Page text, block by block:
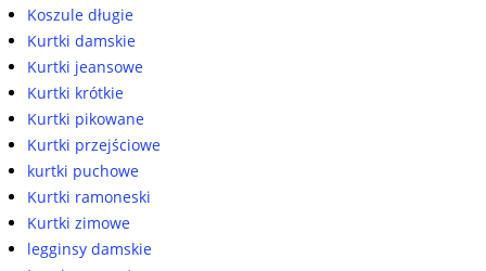
Koszule długie
Kurtki damskie
Kurtki jeansowe
Kurtki krótkie
Kurtki pikowane
Kurtki przejściowe
kurtki puchowe
Kurtki ramoneski
Kurtki zimowe
legginsy damskie